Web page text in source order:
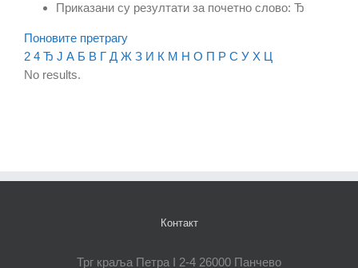
Приказани су резултати за почетно слово: Ђ
Поновите претрагу
2 4 Ђ Ј А Б В Г Д Ж З И К М Н О П Р С У Х Ц
No results.
Контакт
Трг краља Петра I 2-4 26000 Панчево